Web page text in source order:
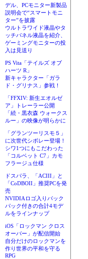
デル、PCモニター新製品
説明会で“スマートモニ
ター”を披露
ウルトラワイド液晶やタ
ッチパネル液晶を紹介、
ゲーミングモニターの投
入は見送り
PS Vita「テイルズ オブ
ハーツ R」
新キャラクター「ガラ
ド・グリナス」参戦！
「FFXIV: 新生エオルゼ
ア」トレーラー公開
「続・黒衣森 ウォークス
ルー」の映像が明らかに
「グランツーリスモ５」
に次世代シボレー登場！
シワ1つにもこだわった
「コルベット C7」カモ
フラージュ仕様
ドスパラ、「ACIII」と
「CoDBOII」推奨PCを発
売
NVIDIAロゴ入りバック
パック付きの合計4モデ
ルをラインナップ
iOS「ロックマン クロス
オーバー」が配信開始
自分だけのロックマンを
作り世界の平和を守る
RPG